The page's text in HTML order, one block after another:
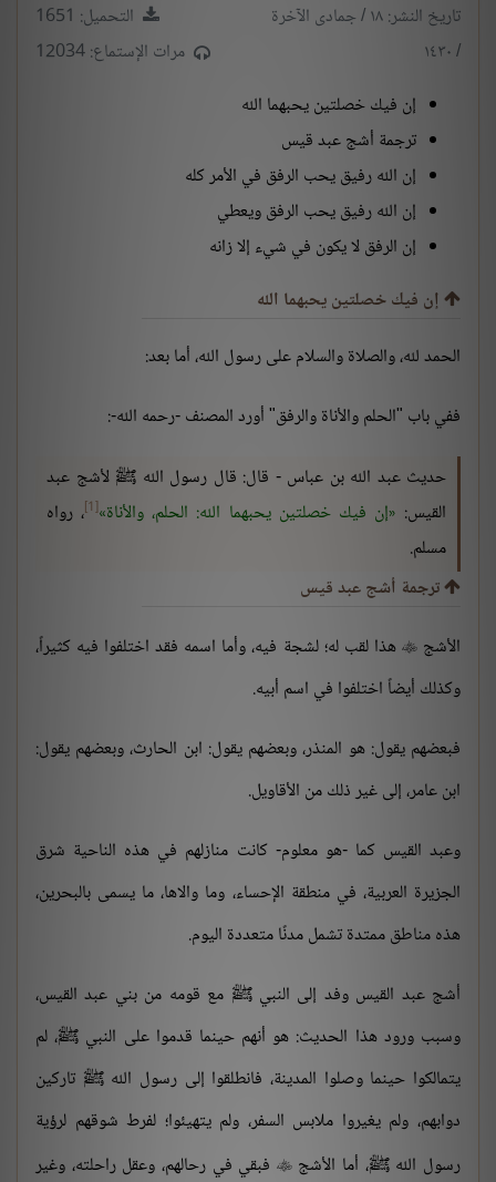
تاريخ النشر: ١٨ / جمادى الآخرة
/ ١٤٣٠
التحميل: 1651
مرات الإستماع: 12034
إن فيك خصلتين يحبهما الله
ترجمة أشج عبد قيس
إن الله رفيق يحب الرفق في الأمر كله
إن الله رفيق يحب الرفق ويعطي
إن الرفق لا يكون في شيء إلا زانه
إن فيك خصلتين يحبهما الله
الحمد لله، والصلاة والسلام على رسول الله، أما بعد:
ففي باب "الحلم والأناة والرفق" أورد المصنف -رحمه الله-:
حديث عبد الله بن عباس - قال: قال رسول الله ﷺ لأشج عبد
القيس: إن فيك خصلتين يحبهما الله: الحلم، والأناة [1] ، رواه
مسلم.
ترجمة أشج عبد قيس
الأشج هذا لقب له؛ لشجة فيه، وأما اسمه فقد اختلفوا فيه كثيراً،
وكذلك أيضاً اختلفوا في اسم أبيه.
فبعضهم يقول: هو المنذر، وبعضهم يقول: ابن الحارث، وبعضهم يقول:
ابن عامر، إلى غير ذلك من الأقاويل.
وعبد القيس كما -هو معلوم- كانت منازلهم في هذه الناحية شرق
الجزيرة العربية، في منطقة الإحساء، وما والاها، ما يسمى بالبحرين،
هذه مناطق ممتدة تشمل مدنًا متعددة اليوم.
أشج عبد القيس وفد إلى النبي ﷺ مع قومه من بني عبد القيس،
وسبب ورود هذا الحديث: هو أنهم حينما قدموا على النبي ﷺ، لم
يتمالكوا حينما وصلوا المدينة، فانطلقوا إلى رسول الله ﷺ تاركين
دوابهم، ولم يغيروا ملابس السفر، ولم يتهيئوا؛ لفرط شوقهم لرؤية
رسول الله ﷺ، أما الأشج فبقي في رحالهم، وعقل راحلته، وغير